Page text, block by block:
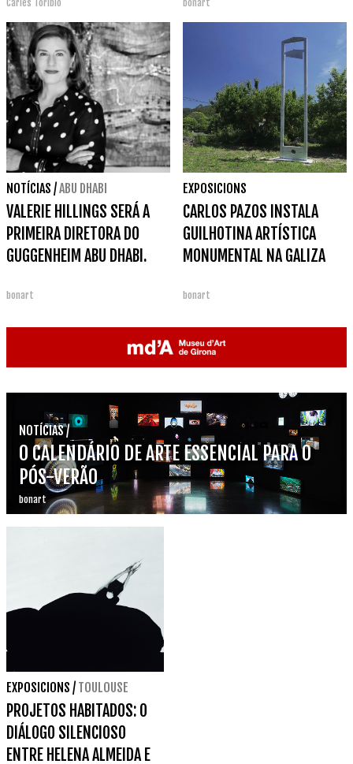
Carles Toribio bonart
NOTÍCIAS /ABU DHABI
VALERIE HILLINGS SERÁ A
PRIMEIRA DIRETORA DO
GUGGENHEIM ABU DHABI.
bonart
EXPOSICIONS
CARLOS PAZOS INSTALA
GUILHOTINA ARTÍSTICA
MONUMENTAL NA GALIZA
bonart
NOTÍCIAS/
O CALENDÁRIO DE ARTE ESSENCIAL PARA O
PÓS-VERÃO
bonart
EXPOSICIONS / TOULOUSE
PROJETOS HABITADOS: O
DIÁLOGO SILENCIOSO
ENTRE HELENA ALMEIDA E